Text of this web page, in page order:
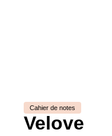
Cahier de notes
Velove